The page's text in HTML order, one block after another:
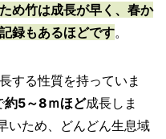
め竹は成長が早く、春か
録もあるほどです。
する性質を持っていま
約5～8ｍほど成長しま
いため、どんどん生息域